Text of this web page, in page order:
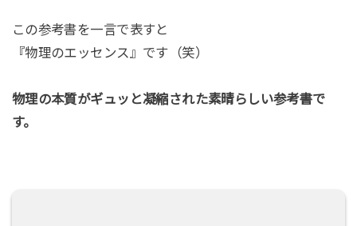
この参考書を一言で表すと
『物理のエッセンス』です（笑）
物理の本質がギュッと凝縮された素晴らしい参考書で
す。